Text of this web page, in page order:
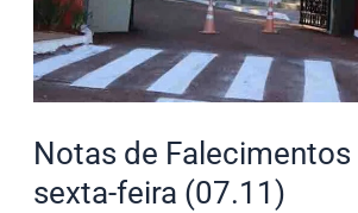
Notas de Falecimentos
sexta-feira (07.11)
(07.11)